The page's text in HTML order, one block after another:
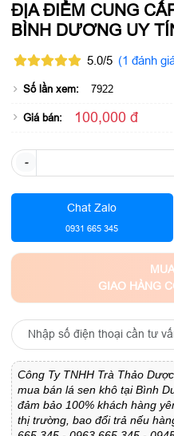
ĐỊA ĐIỂM CUNG
BÌNH DƯƠNG UY
5.0/5 (1 đánh
Số lần xem: 7922
Giá bán: 100,000 đ
-
Chat Zalo
0931 665 345
GIAO HÀNG
Công Ty TNHH Trà Thảo
mua bán lá sen khôtại Bình
đảm bảo 100% khách hàng
thị trường, bao đổi trả nếu